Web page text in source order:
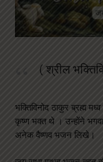
( श्रील
भक्तिविनोद ठाकुर ब्रह्म
कृष्ण भक्त थे । उन्होंने
अनेक वैष्णव भजन लिखे।